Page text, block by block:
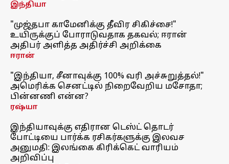
இந்தியா
"முஜ்தபா காமேனிக்கு தீவிர சிகிச்சை!"
உயிருக்குப் போராடுவதாக தகவல்; ஈரான்
அதிபர் அளித்த அதிர்ச்சி அறிக்கை
ஈரான்
"இந்தியா, சீனாவுக்கு 100% வரி அச்சுறுத்தல்!"
அமெரிக்க செனட்டில் நிறைவேறிய மசோதா;
பின்னணி என்ன?
ரஷ்யா
இந்தியாவுக்கு எதிரான டெஸ்ட் தொடர்
போட்டியை பார்க்க ரசிகர்களுக்கு இலவச
அனுமதி: இலங்கை கிரிக்கெட் வாரியம்
அறிவிப்பு